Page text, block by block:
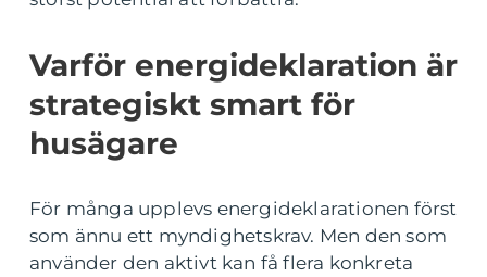
Varför energideklaration är
strategiskt smart för
husägare
För många upplevs energideklarationen först
som ännu ett myndighetskrav. Men den som
använder den aktivt kan få flera konkreta